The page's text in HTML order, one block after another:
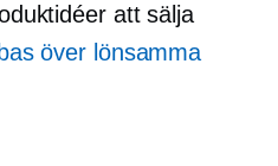
att sälja
över lönsamma